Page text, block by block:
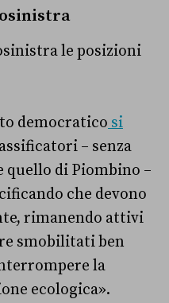
le posizioni
democratico si
– senza
di Piombino –
che devono
rimanendo attivi
smobilitati ben
la
ecologica».